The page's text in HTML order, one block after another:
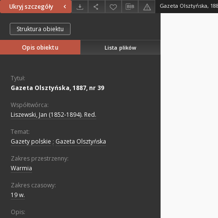
Ukryj szczegóły Gazeta Olsztyńska,
Struktura obiektu
Opis obiektu Lista plików
Tytuł:
Gazeta Olsztyńska, 1887, nr 39
Współtwórca:
Liszewski, Jan (1852-1894). Red.
Temat:
Gazety polskie ; Gazeta Olsztyńska
Zakres przestrzenny:
Warmia
Zakres czasowy:
19 w.
Opis: